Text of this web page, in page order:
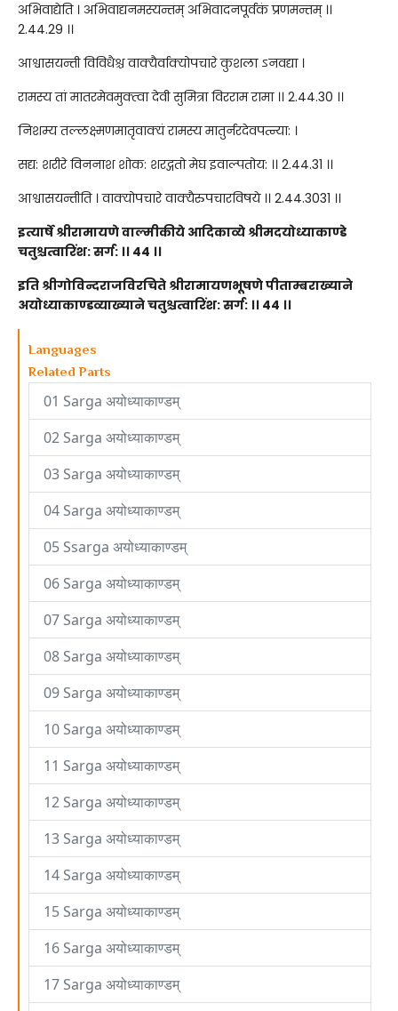
अभिवाद्येति । अभिवाद्यनमस्यन्तम् अभिवादनपूर्वकं प्रणमन्तम् ।।
2.44.29 ।।
आश्वासयन्ती विविधैश्च वाक्यैर्वाक्योपचारे कुशला ऽनवद्या ।
रामस्य तां मातरमेवमुक्त्वा देवी सुमित्रा विरराम रामा ।। 2.44.30 ।।
निशम्य तल्लक्ष्मणमातृवाक्यं रामस्य मातुर्नरदेवपत्न्या: ।
सद्य: शरीरे विननाश शोक: शरद्गतो मेघ इवाल्पतोय: ।। 2.44.31 ।।
आश्वासयन्तीति । वाक्योपचारे वाक्यैरुपचारविषये ।। 2.44.3031 ।।
इत्यार्षे श्रीरामायणे वाल्मीकीये आदिकाव्ये श्रीमदयोध्याकाण्डे
चतुश्चत्वारिंश: सर्ग: ।। 44 ।।
इति श्रीगोविन्दराजविरचिते श्रीरामायणभूषणे पीताम्बराख्याने
अयोध्याकाण्डव्याख्याने चतुश्चत्वारिंश: सर्ग: ।। 44 ।।
Languages
Related Parts
01 Sarga अयोध्याकाण्डम्
02 Sarga अयोध्याकाण्डम्
03 Sarga अयोध्याकाण्डम्
04 Sarga अयोध्याकाण्डम्
05 Ssarga अयोध्याकाण्डम्
06 Sarga अयोध्याकाण्डम्
07 Sarga अयोध्याकाण्डम्
08 Sarga अयोध्याकाण्डम्
09 Sarga अयोध्याकाण्डम्
10 Sarga अयोध्याकाण्डम्
11 Sarga अयोध्याकाण्डम्
12 Sarga अयोध्याकाण्डम्
13 Sarga अयोध्याकाण्डम्
14 Sarga अयोध्याकाण्डम्
15 Sarga अयोध्याकाण्डम्
16 Sarga अयोध्याकाण्डम्
17 Sarga अयोध्याकाण्डम्